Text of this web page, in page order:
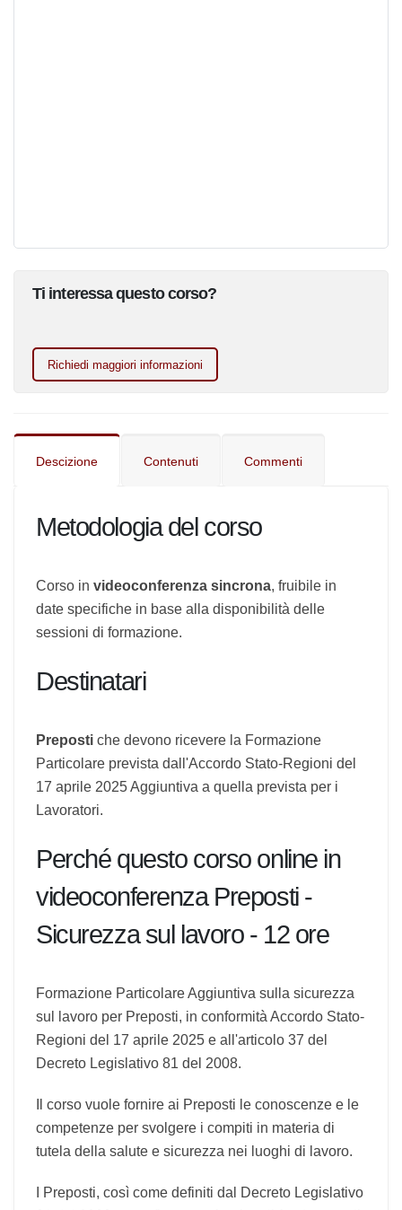
Ti interessa questo corso?
Richiedi maggiori informazioni
Descizione Contenuti Commenti
Metodologia del corso
Corso invideoconferenza sincrona, fruibile in
date specifiche in base alla disponibilità delle
sessioni di formazione.
Destinatari
Prepostiche devono ricevere la Formazione
Particolare prevista dall'Accordo Stato-Regioni
del 17 aprile 2025 Aggiuntiva a quella prevista
per i Lavoratori.
Perché questo corso online in
videoconferenza Preposti -
Sicurezza sul lavoro - 12 ore
Formazione Particolare Aggiuntiva sulla
sicurezza sul lavoro per Preposti, in conformità
Accordo Stato-Regioni del 17 aprile 2025 e
all'articolo 37 del Decreto Legislativo 81 del
Il corso vuole fornire ai Preposti le conoscenze e
le competenze per svolgere i compiti in materia
lavoro.